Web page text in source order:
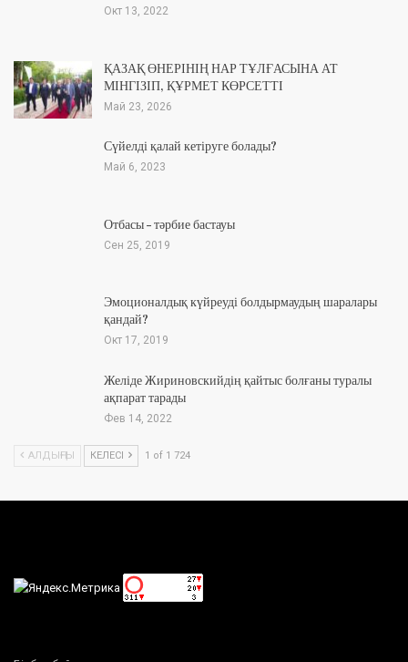
Окт 13, 2022
ҚАЗАҚ ӨНЕРІНІҢ НАР ТҰЛҒАСЫНА АТ
МІНГІЗІП, ҚҰРМЕТ КӨРСЕТТІ
Май 23, 2026
Сүйелді қалай кетіруге болады?
Май 6, 2023
Отбасы – тәрбие бастауы
Сен 25, 2019
Эмоционалдық күйреуді болдырмаудың шаралары
қандай?
Окт 17, 2019
Желіде Жириновскийдің қайтыс болғаны туралы
ақпарат тарады
Фев 14, 2022
АЛДЫҢҒЫ КЕЛЕСІ 1 of 1 724